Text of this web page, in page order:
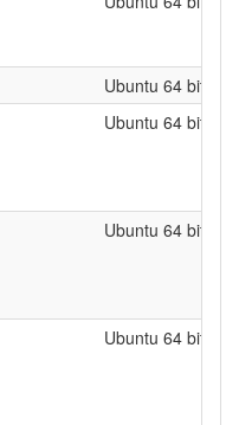
Ubuntu 64 bits
Ubuntu 64 bits
Ubuntu 64 bits
Ubuntu 64 bits